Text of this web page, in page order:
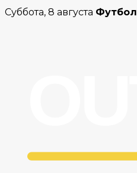
Перейти
Суббота, 8 августа Футбол